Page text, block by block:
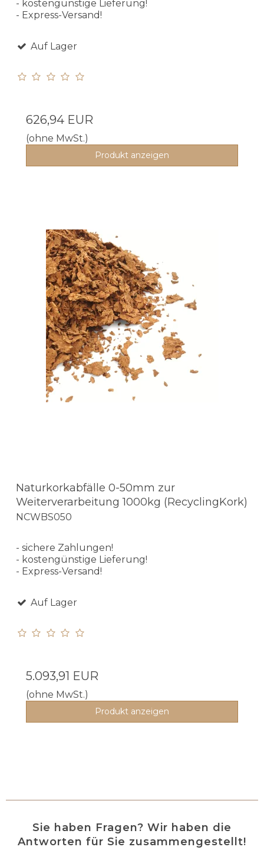
- kostengünstige Lieferung!
- Express-Versand!
Auf Lager
626,94 EUR
(ohne MwSt.)
Produkt anzeigen
Naturkorkabfälle 0-50mm zur
Weiterverarbeitung 1000kg (RecyclingKork)
NCWBS050
- sichere Zahlungen!
- kostengünstige Lieferung!
- Express-Versand!
Auf Lager
5.093,91 EUR
(ohne MwSt.)
Produkt anzeigen
Sie haben Fragen? Wir haben die
Antworten für Sie zusammengestellt!